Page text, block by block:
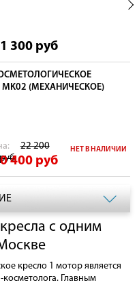
300 руб
MK02 (МЕХАНИЧЕСКОЕ)
22 200
400 руб
НЕТ В НАЛИЧИИ
с одним
кресло 1 мотор является
Главным